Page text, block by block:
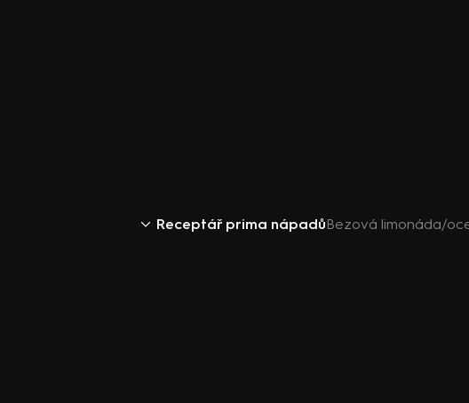
Receptář prima nápadůBezová limonáda/